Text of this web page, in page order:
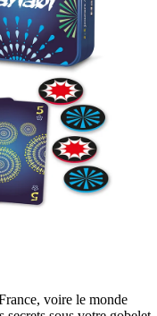
voire le monde